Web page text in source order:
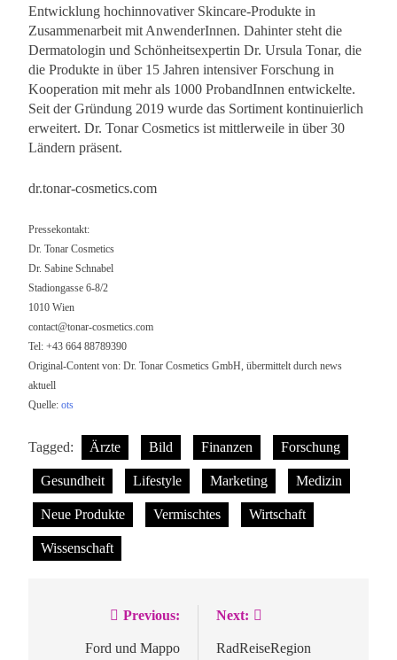
Entwicklung hochinnovativer Skincare-Produkte in
Zusammenarbeit mit AnwenderInnen. Dahinter steht die
Dermatologin und Schönheitsexpertin Dr. Ursula Tonar, die
die Produkte in über 15 Jahren intensiver Forschung in
Kooperation mit mehr als 1000 ProbandInnen entwickelte.
Seit der Gründung 2019 wurde das Sortiment kontinuierlich
erweitert. Dr. Tonar Cosmetics ist mittlerweile in über 30
Ländern präsent.
dr.tonar-cosmetics.com
Pressekontakt:
Dr. Tonar Cosmetics
Dr. Sabine Schnabel
Stadiongasse 6-8/2
1010 Wien
contact@tonar-cosmetics.com
Tel: +43 664 88789390
Original-Content von: Dr. Tonar Cosmetics GmbH, übermittelt durch news
aktuell
Quelle: ots
Tagged: Ärzte Bild Finanzen Forschung
Gesundheit Lifestyle Marketing Medizin
Neue Produkte Vermischtes Wirtschaft
Wissenschaft
Beitragsnavigation
Previous:
Ford und Mappo
Next:
RadReiseRegion